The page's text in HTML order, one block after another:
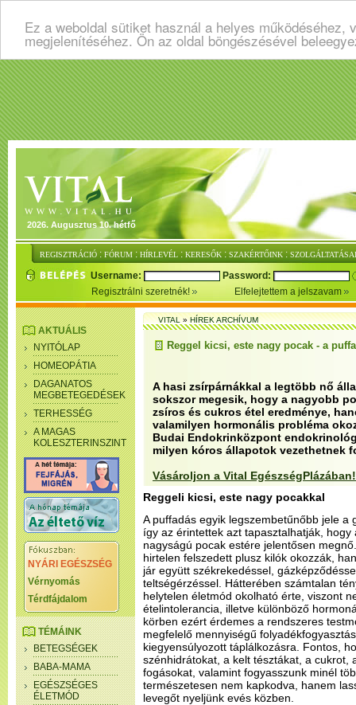
Ez a weboldal sütiket használ a helyes
megjelenítéséhez. Ön az oldal böngészésével
2026. Augusztus 10. hétfő
REGISZTRÁCIÓ : FÓRUM : HÍRLEVÉL : KERESŐK : SZAKÉRTŐINK :
Username:
Password:
Regisztrálni szeretnék!
Elfelejtettem a jelszavam
AKTUÁLIS
NYITÓLAP
HOMEOPÁTIA
DAGANATOS
MEGBETEGEDÉSEK
TERHESSÉG
A MAGAS
KOLESZTERINSZINT
NYÁRI EGÉSZSÉG
Vérnyomás
Térdfájdalom
TÉMÁINK
BETEGSÉGEK
BABA-MAMA
EGÉSZSÉGES
ÉLETMÓD
VITAL»HÍREK ARCHÍVUM
Reggel kicsi, este nagy pocak - a
A hasi zsírpárnákkal a legtöbb nő
sokszor megesik, hogy a nagyobb
zsíros és cukros étel eredménye,
valamilyen hormonális probléma
Budai Endokrinközpont
milyen kóros állapotok vezethetnek
Vásároljon a Vital EgészségPlázában!
Reggeli kicsi, este nagy pocakkal
A puffadás egyik legszembetűnőbb jele a
így az érintettek azt tapasztalhatják,
nagyságú pocak estére jelentősen
hirtelen felszedett plusz kilók okozzák,
jár együtt székrekedéssel,
teltségérzéssel. Hátterében számtalan
helytelen életmód okolható érte, viszont
ételintolerancia, illetve különböző
körben ezért érdemes a rendszeres
megfelelő mennyiségű
kiegyensúlyozott táplálkozásra. Fontos,
szénhidrátokat, a kelt tésztákat, a cukrot,
fogásokat, valamint fogyasszunk minél
természetesen nem kapkodva, hanem
levegőt nyeljünk evés közben.